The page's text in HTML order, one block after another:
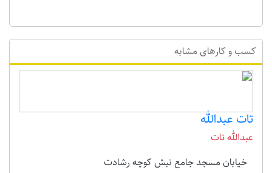
کسب و کارهای مشابه
تات عبدالله
عبدالله تات
خیابان مسجد جامع نبش کوچه رشادت